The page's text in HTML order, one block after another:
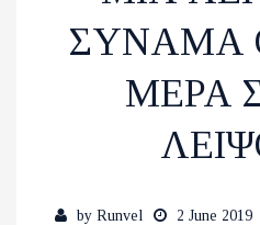
ΣΥΝΑΜΑ
ΜΕΡΑ
by Runvel 2 June 2019